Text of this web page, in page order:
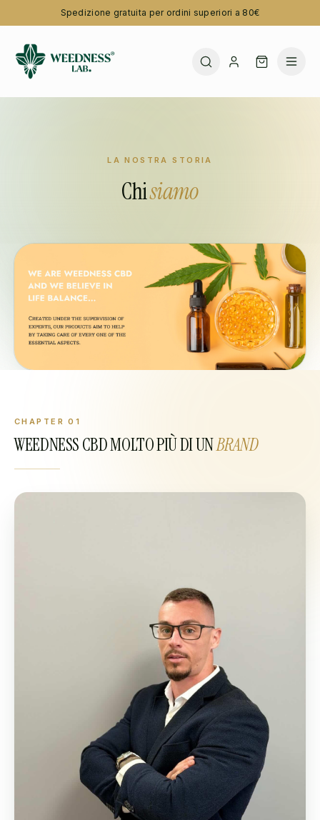
Spedizione gratuita per ordini superiori a 80€
LA NOSTRA STORIA
Chisiamo
CHAPTER01
WEEDNESS CBD MOLTO PIÙ DI UNBRAND